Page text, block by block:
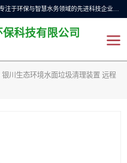
青岛铭源环保科技有限公司是一家专注于环保与智慧水务领域的先进科技企业，公司专注于云智能一体化预制泵站、水务循环利用、海绵城市、云智慧水务开发及新型环保技术研发等领域。铭源环保以为客户提供优质产品、专业技术服务为己任。为客户提供量身定制方案，提供多种配置方案满足实际使用要求。严控供货周期，并提供高标准后期维护。以环保为己任，视质量如生命，以技术做先导，靠诚信赢客户。
科技有限公司
银川生态环境水面垃圾清理装置 远程